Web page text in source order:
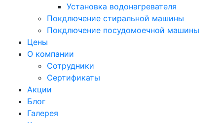
Установка водонагревателя
Покдлючение стиральной машины
Покдлючение посудомоечной машины
Цены
О компании
Сотрудники
Сертификаты
Акции
Блог
Галерея